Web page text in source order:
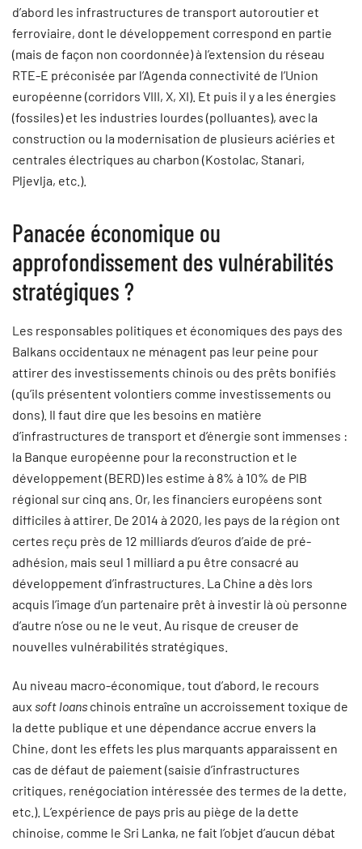
d’abord les infrastructures de transport autoroutier et
ferroviaire, dont le développement correspond en partie
(mais de façon non coordonnée) à l’extension du réseau
RTE-E préconisée par l’Agenda connectivité de l’Union
européenne (corridors VIII, X, XI). Et puis il y a les énergies
(fossiles) et les industries lourdes (polluantes), avec la
construction ou la modernisation de plusieurs aciéries et
centrales électriques au charbon (Kostolac, Stanari,
Pljevlja, etc.).
Panacée économique ou
approfondissement des vulnérabilités
stratégiques ?
Les responsables politiques et économiques des pays des
Balkans occidentaux ne ménagent pas leur peine pour
attirer des investissements chinois ou des prêts bonifiés
(qu’ils présentent volontiers comme investissements ou
dons). Il faut dire que les besoins en matière
d’infrastructures de transport et d’énergie sont immenses :
la Banque européenne pour la reconstruction et le
développement (BERD) les estime à 8% à 10% de PIB
régional sur cinq ans. Or, les financiers européens sont
difficiles à attirer. De 2014 à 2020, les pays de la région ont
certes reçu près de 12 milliards d’euros d’aide de pré-
adhésion, mais seul 1 milliard a pu être consacré au
développement d’infrastructures. La Chine a dès lors
acquis l’image d’un partenaire prêt à investir là où personne
d’autre n’ose ou ne le veut. Au risque de creuser de
nouvelles vulnérabilités stratégiques.
Au niveau macro-économique, tout d’abord, le recours
aux soft loans chinois entraîne un accroissement toxique de
la dette publique et une dépendance accrue envers la
Chine, dont les effets les plus marquants apparaissent en
cas de défaut de paiement (saisie d’infrastructures
critiques, renégociation intéressée des termes de la dette,
etc.). L’expérience de pays pris au piège de la dette
chinoise, comme le Sri Lanka, ne fait l’objet d’aucun débat